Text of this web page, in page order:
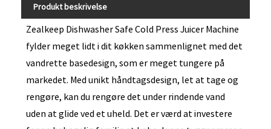
Produkt beskrivelse
Zealkeep Dishwasher Safe Cold Press Juicer Machine
fylder meget lidt i dit køkken sammenlignet med det
vandrette basedesign, som er meget tungere på
markedet. Med unikt håndtagsdesign, let at tage og
rengøre, kan du rengøre det under rindende vand
uden at glide ved et uheld. Det er værd at investere